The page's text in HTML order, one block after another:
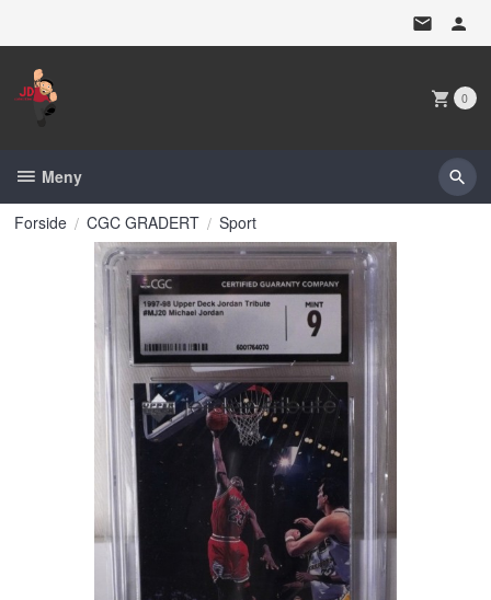
0
Meny
Forside CGC GRADERT Sport